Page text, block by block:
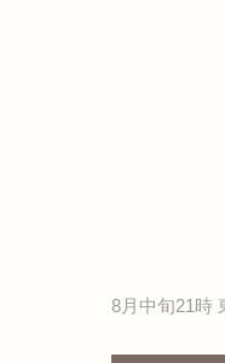
8月中旬21時